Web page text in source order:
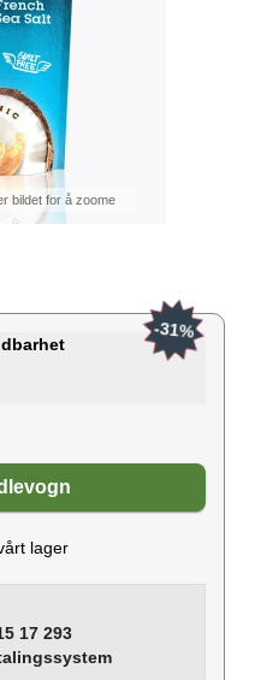
bildet for å zoome
-31%
lager
17 293